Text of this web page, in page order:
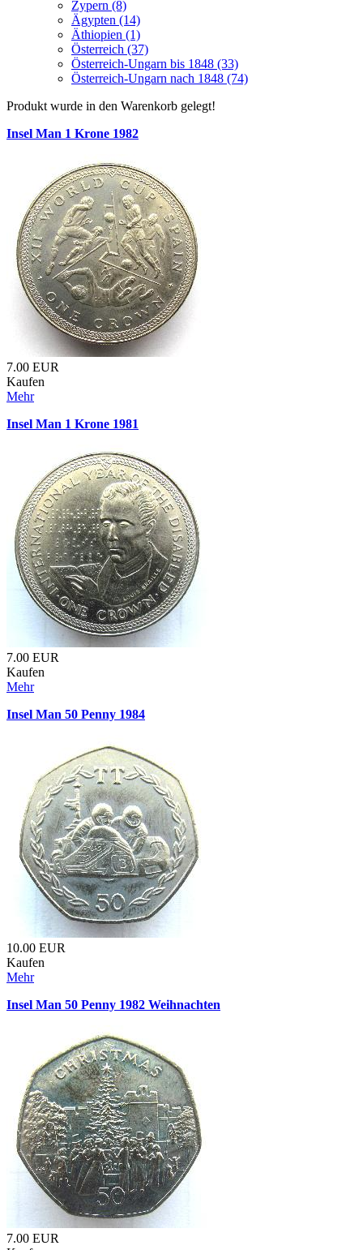
Zypern (8)
Ägypten (14)
Äthiopien (1)
Österreich (37)
Österreich-Ungarn bis 1848 (33)
Österreich-Ungarn nach 1848 (74)
Produkt wurde in den Warenkorb gelegt!
Insel Man 1 Krone 1982
7.00 EUR
Kaufen
Mehr
Insel Man 1 Krone 1981
7.00 EUR
Kaufen
Mehr
Insel Man 50 Penny 1984
10.00 EUR
Kaufen
Mehr
Insel Man 50 Penny 1982 Weihnachten
7.00 EUR